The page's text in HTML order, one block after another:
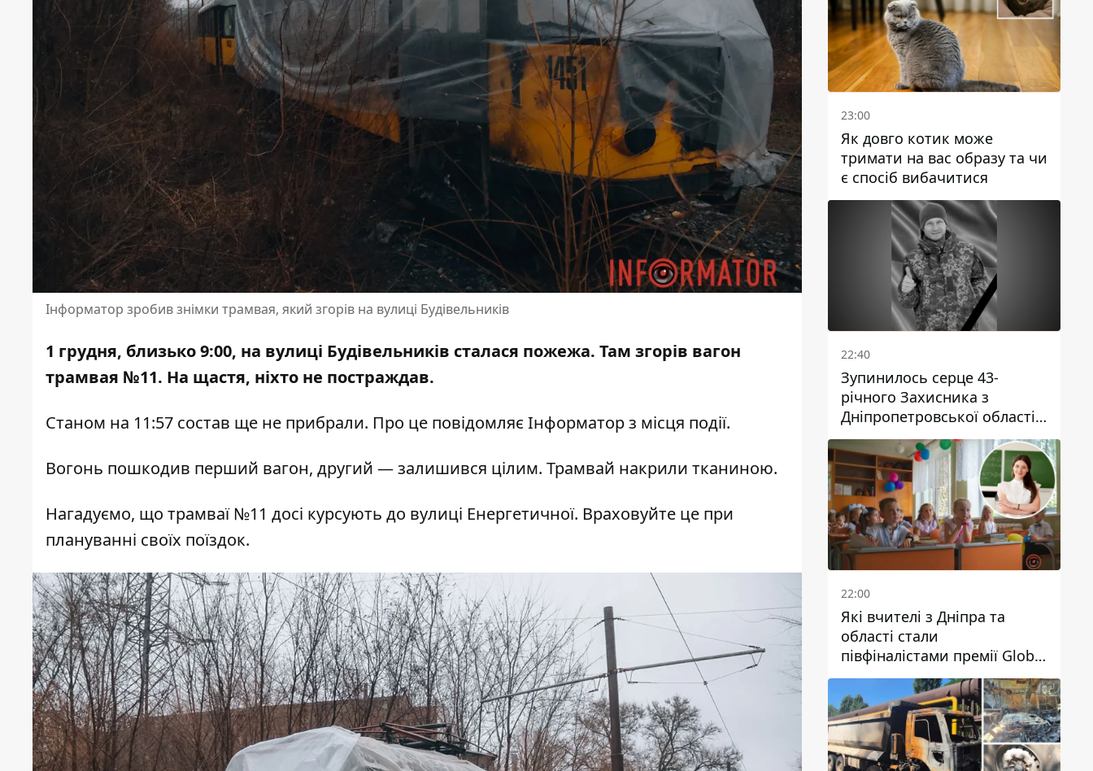
Інформатор зробив знімки трамвая, який згорів на вулиці Будівельників
1 грудня, близько 9:00, на вулиці Будівельників сталася пожежа. Там згорів вагон
трамвая №11. На щастя, ніхто не постраждав.
Станом на 11:57 состав ще не прибрали. Про це повідомляє Інформатор з місця події.
Вогонь пошкодив перший вагон, другий — залишився цілим. Трамвай накрили тканиною.
Нагадуємо, що трамваї №11 досі курсують до вулиці Енергетичної. Враховуйте це при
плануванні своїх поїздок.
23:00
Як довго котик може
тримати на вас образу та чи
є спосіб вибачитися
22:40
Зупинилось серце 43-
річного Захисника з
Дніпропетровської області
Євгена Зінченка
22:00
Які вчителі з Дніпра та
області стали
півфіналістами премії Global
Teacher Prize Ukraine 2026